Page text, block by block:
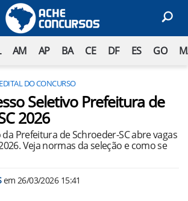
AM AP BA CE DF ES GO
EDITAL DO CONCURSO
Seletivo Prefeitura de
2026
Prefeitura de Schroeder-SC abre vagas
Veja normas da seleção e como se
em 26/03/2026 15:41